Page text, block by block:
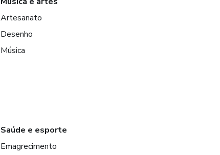
Artesanato
Desenho
Música
Saúde e esporte
Emagrecimento